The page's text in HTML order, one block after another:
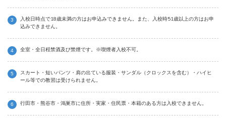
入校日時点で18歳未満の方はお申込みできません。また、入校時51歳以上の方はお申
込みできません。
全室・全日程禁酒及び禁煙です。※喫煙者入校不可。
スカート・短いパンツ・肩の出ている服装・サンダル（クロックスを含む）・ハイヒ
ール等での教習は受けられません。
行田市・熊谷市・鴻巣市に住所・実家・住民票・本籍のある方は入校できません。